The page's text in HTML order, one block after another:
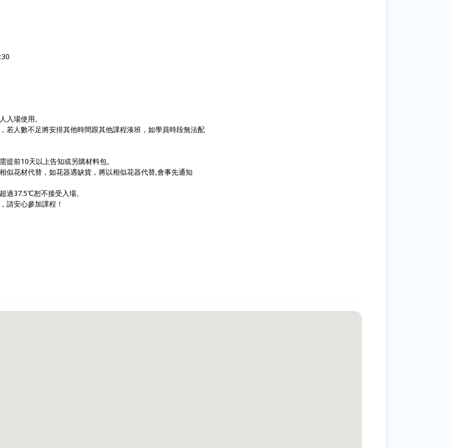
入場使用。
若人數不足將安排其他時間跟其他課程湊班，如學員時段無法配
提前10天以上告知或另購材料包。
似花材代替，如花器遇缺貨，將以相似花器代替,會事先通知
過37.5℃恕不接受入場。
請安心參加課程！